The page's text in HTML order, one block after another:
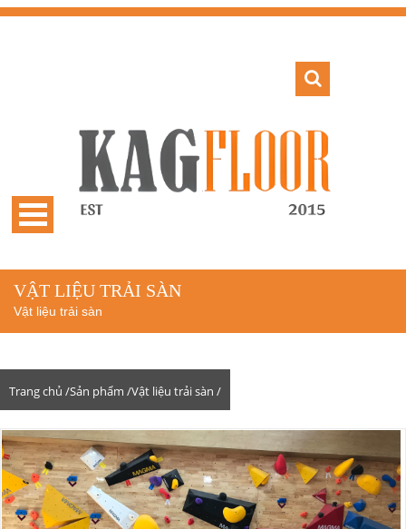
VẬT LIỆU TRẢI SÀN
Vật liệu trải sàn
Trang chủ /Sản phẩm /Vật liệu trải sàn /